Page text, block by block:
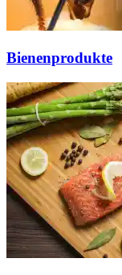
Bienenprodukte